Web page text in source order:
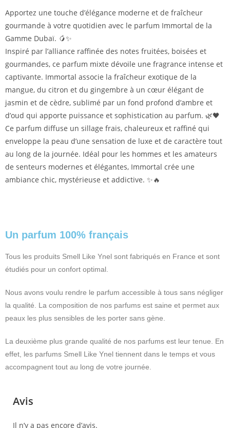
Apportez une touche d’élégance moderne et de fraîcheur
gourmande à votre quotidien avec le parfum Immortal de la
Gamme Dubaï. 🥭✨
Inspiré par l’alliance raffinée des notes fruitées, boisées et
gourmandes, ce parfum mixte dévoile une fragrance intense et
captivante. Immortal associe la fraîcheur exotique de la
mangue, du citron et du gingembre à un cœur élégant de
jasmin et de cèdre, sublimé par un fond profond d’ambre et
d’oud qui apporte puissance et sophistication au parfum. 🌿🖤
Ce parfum diffuse un sillage frais, chaleureux et raffiné qui
enveloppe la peau d’une sensation de luxe et de caractère tout
au long de la journée. Idéal pour les hommes et les amateurs
de senteurs modernes et élégantes, Immortal crée une
ambiance chic, mystérieuse et addictive. ✨🔥
Un parfum 100% français
Tous les produits Smell Like Ynel sont fabriqués en France et sont
étudiés pour un confort optimal.
Nous avons voulu rendre le parfum accessible à tous sans négliger
la qualité. La composition de nos parfums est saine et permet aux
peaux les plus sensibles de les porter sans gène.
La deuxième plus grande qualité de nos parfums est leur tenue. En
effet, les parfums Smell Like Ynel tiennent dans le temps et vous
accompagnent tout au long de votre journée.
Avis
Il n’y a pas encore d’avis.